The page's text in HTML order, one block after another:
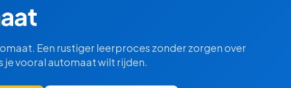
Een rustiger leerproces zonder zorgen over
je vooral automaat wilt rijden.